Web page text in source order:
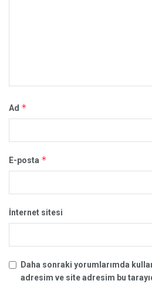
Ad *
E-posta *
İnternet sitesi
Daha sonraki yorumlarımda
adresim ve site adresim bu